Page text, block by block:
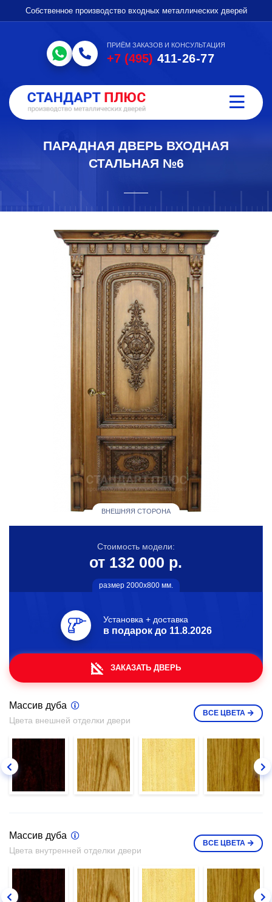
Собственное производство входных металлических дверей
ПРИЁМ ЗАКАЗОВ И КОНСУЛЬТАЦИЯ
+7 (495) 411-26-77
ПАРАДНАЯ ДВЕРЬ ВХОДНАЯ
СТАЛЬНАЯ №6
ВНЕШНЯЯ СТОРОНА
Стоимость модели:
от 132 000 р.
размер 2000х800 мм.
Установка + доставка
в подарок до 11.8.2026
ЗАКАЗАТЬ ДВЕРЬ
Массив дуба
Цвета внешней отделки двери
ВСЕ ЦВЕТА
Массив дуба
Цвета внутренней отделки двери
ВСЕ ЦВЕТА